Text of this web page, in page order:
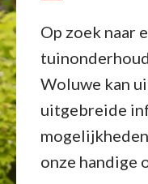
Op zoek naar
Woluwe kan
uitgebreide
onze handige